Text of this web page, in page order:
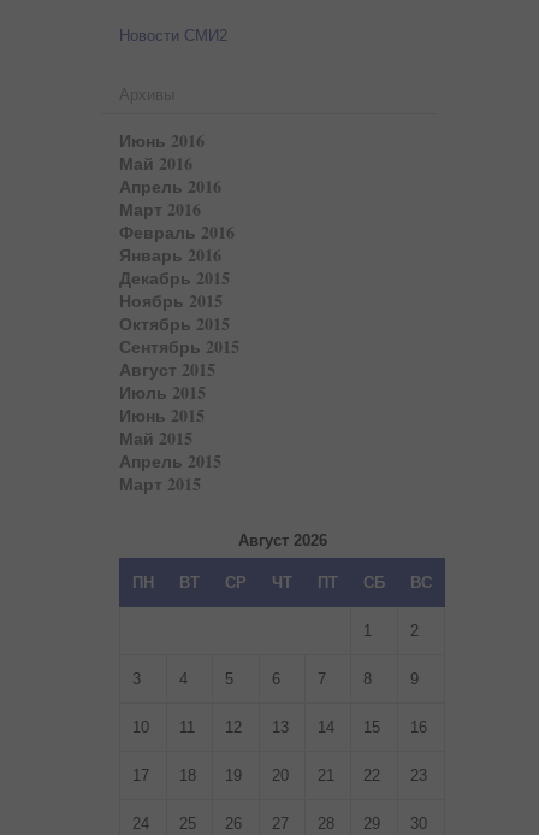
Новости СМИ2
Архивы
Июнь 2016
Май 2016
Апрель 2016
Март 2016
Февраль 2016
Январь 2016
Декабрь 2015
Ноябрь 2015
Октябрь 2015
Сентябрь 2015
Август 2015
Июль 2015
Июнь 2015
Май 2015
Апрель 2015
Март 2015
Август 2026
ПН ВТ СР ЧТ ПТ СБ ВС
1 2
3 4 5 6 7 8 9
10 11 12 13 14 15 16
17 18 19 20 21 22 23
24 25 26 27 28 29 30